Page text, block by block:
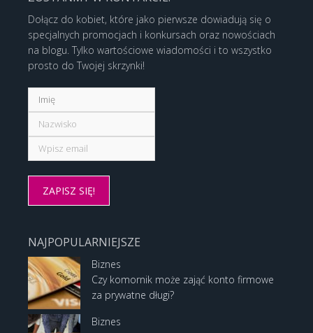
Dołącz do kobiet, które jako pierwsze dowiadują się o
specjalnych promocjach i konkursach oraz nowościach
na blogu. Tylko wartościowe wiadomości i to wszystko
prosto do Twojej skrzynki!
NAJPOPULARNIEJSZE
Biznes
Czy komornik może zająć konto firmowe
za prywatne długi?
Biznes